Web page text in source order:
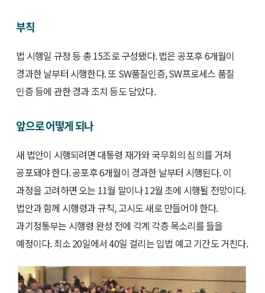
부칙
법 시행일 규정 등 총 15조로 구성됐다. 법은 공포후 6개월이
경과한 날부터 시행한다. 또 SW품질인증, SW프로세스 품질
인증 등에 관한 경과 조치 등도 담았다.
앞으로 어떻게 되나
새 법안이 시행되려면 대통령 재가와 국무회의 심의를 거쳐
공포돼야 한다. 공포후 6개월이 경과한 날부터 시행된다. 이
과정을 고려하면 오는 11월 말이나 12월 초에 시행될 전망이다.
법안과 함께 시행령과 규칙, 고시도 새로 만들어야 한다.
과기정통부는 시행령 완성 전에 각계 각층 목소리를 들을
예정이다. 최소 20일에서 40일 걸리는 입법 예고 기간도 거친다.